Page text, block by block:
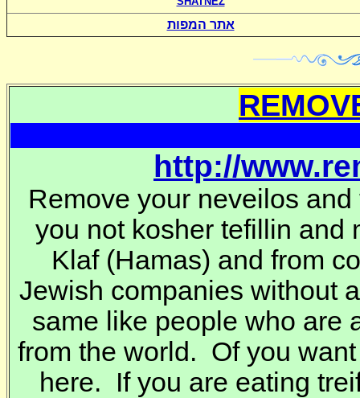
אתר המפות
http://
Remove your neveilos
you not kosher tefillin and
Klaf (Hamas) and from
Jewish companies without
same like people who are
from the world. Of you
here. If you are eating